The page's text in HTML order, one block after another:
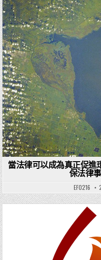
當法律可以成為真正促進
保法律
EF0216
Posted in